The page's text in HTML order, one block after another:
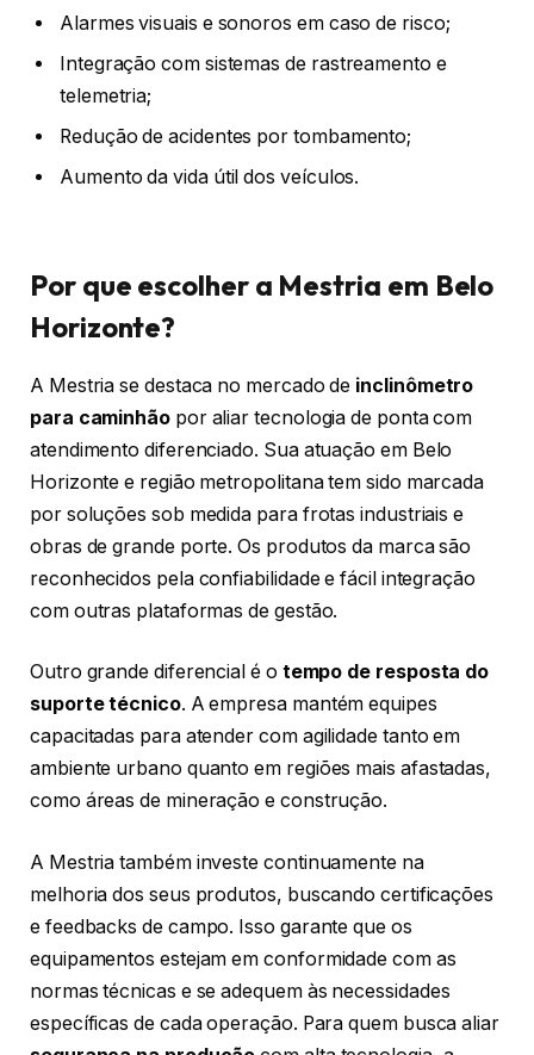
Alarmes visuais e sonoros em caso de risco;
Integração com sistemas de rastreamento e
telemetria;
Redução de acidentes por tombamento;
Aumento da vida útil dos veículos.
Por que escolher a Mestria em Belo
Horizonte?
A Mestria se destaca no mercado de inclinômetro
para caminhãopor aliar tecnologia de ponta com
atendimento diferenciado. Sua atuação em Belo
Horizonte e região metropolitana tem sido marcada
por soluções sob medida para frotas industriais e
obras de grande porte. Os produtos da marca são
reconhecidos pela confiabilidade e fácil integração
com outras plataformas de gestão.
Outro grande diferencial é o tempo de resposta do
suporte técnico. A empresa mantém equipes
capacitadas para atender com agilidade tanto em
ambiente urbano quanto em regiões mais afastadas,
como áreas de mineração e construção.
A Mestria também investe continuamente na
melhoria dos seus produtos, buscando certificações
e feedbacks de campo. Isso garante que os
equipamentos estejam em conformidade com as
normas técnicas e se adequem às necessidades
específicas de cada operação. Para quem busca aliar